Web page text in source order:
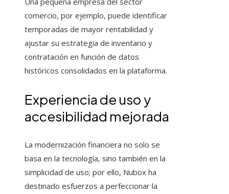
comercio, por ejemplo, puede identificar
temporadas de mayor rentabilidad y
ajustar su estrategia de inventario y
contratación en función de datos
históricos consolidados en la plataforma.
Experiencia de uso y
accesibilidad mejorada
La modernización financiera no solo se
basa en la tecnología, sino también en la
simplicidad de uso; por ello, Nubox ha
destinado esfuerzos a perfeccionar la